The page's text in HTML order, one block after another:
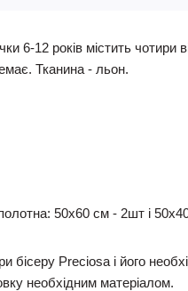
6-12 років містить
Тканина - льон.
50х60 см - 2шт і
бісеру Preciosa і його
необхідним матеріалом.